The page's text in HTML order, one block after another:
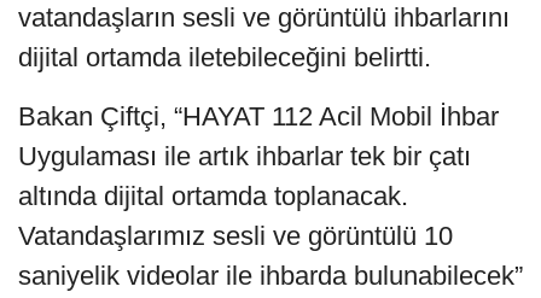
vatandaşların sesli ve görüntülü ihbarlarını
dijital ortamda iletebileceğini belirtti.
Bakan Çiftçi, “HAYAT 112 Acil Mobil İhbar
Uygulaması ile artık ihbarlar tek bir çatı
altında dijital ortamda toplanacak.
Vatandaşlarımız sesli ve görüntülü 10
saniyelik videolar ile ihbarda bulunabilecek”